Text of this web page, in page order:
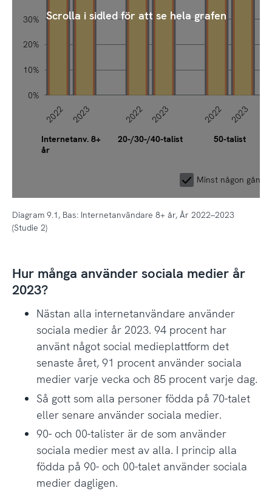
30%
20%
10%
0%
Internetanv. 8+
år
20-/30-/40-talist 50-talist
2022 2023 2022 2023 2022 2023
Minst någon gång
Scrolla i sidled för att se hela grafen
Diagram 9.1, Bas: Internetanvändare 8+ år, År 2022–2023
(Studie 2)
Hur många använder sociala medier år
2023?
Nästan alla internetanvändare använder
sociala medier år 2023. 94 procent har
använt något social medieplattform det
senaste året, 91 procent använder sociala
medier varje vecka och 85 procent varje dag.
Så gott som alla personer födda på 70-talet
eller senare använder sociala medier.
90- och 00-talister är de som använder
sociala medier mest av alla. I princip alla
födda på 90- och 00-talet använder sociala
medier dagligen.